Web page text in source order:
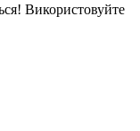
Використовуйте